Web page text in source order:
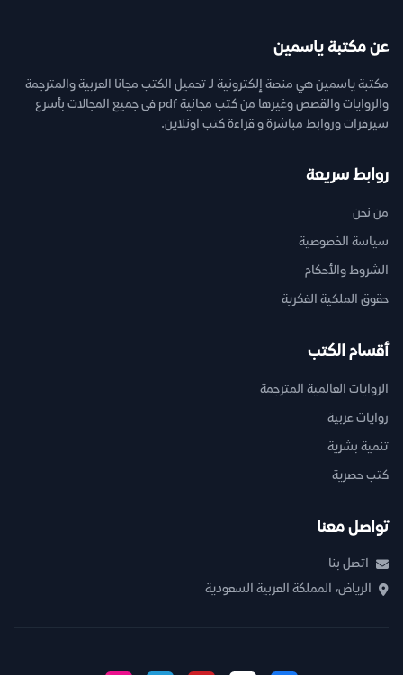
عن مكتبة ياسمين
مكتبة ياسمين هي منصة إلكترونية لـ تحميل الكتب مجانا العربية والمترجمة
والروايات والقصص وغيرها من كتب مجانية pdf فى جميع المجالات بأسرع
سيرفرات وروابط مباشرة و قراءة كتب اونلاين.
روابط سريعة
من نحن
سياسة الخصوصية
الشروط والأحكام
حقوق الملكية الفكرية
أقسام الكتب
الروايات العالمية المترجمة
روايات عربية
تنمية بشرية
كتب حصرية
تواصل معنا
اتصل بنا
الرياض، المملكة العربية السعودية